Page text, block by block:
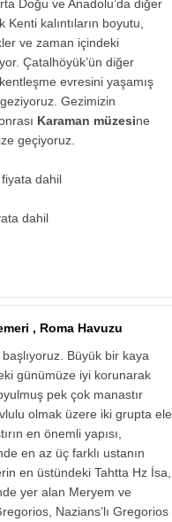
Doğu ve Anadolu’da diğer
kalıntıların boyutu,
ve zaman içindeki
Çatalhöyük’ün diğer
evresini yaşamış
Gezimizin
Karaman müzesine
geçiyoruz.
dahil
dahil
, Roma Havuzu
Büyük bir kaya
günümüze iyi korunarak
pek çok manastır
olmak üzere iki grupta ele
en önemli yapısı,
en az üç farklı ustanın
en üstündeki Tahtta Hz İsa,
yer alan Meryem ve
Nazians’lı Gregorios